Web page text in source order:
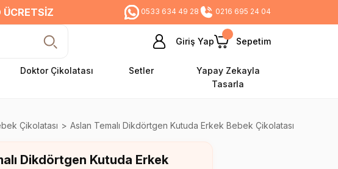
ÜCRETSIZ 0533 634 49 28 0216 695 24 04
Giriş Yap Sepetim
Doktor Çikolatası Setler
Yapay Zekayla
Tasarla
Çikolatası Aslan Temalı Dikdörtgen Kutuda Erkek Bebek Çikolatası
Dikdörtgen Kutuda Erkek